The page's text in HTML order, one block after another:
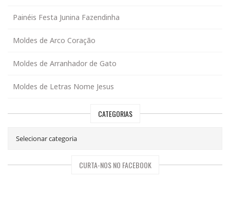
Painéis Festa Junina Fazendinha
Moldes de Arco Coração
Moldes de Arranhador de Gato
Moldes de Letras Nome Jesus
CATEGORIAS
CURTA-NOS NO FACEBOOK